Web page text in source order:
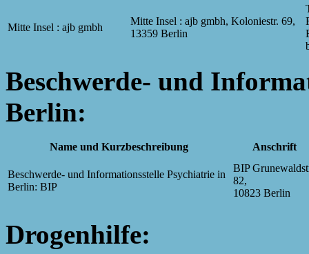
Mitte Insel : ajb gmbh
Mitte Insel : ajb gmbh, Koloniestr. 69,
13359 Berlin
Beschwerde- und
Berlin:
Name und Kurzbeschreibung Anschrift
Beschwerde- und Informationsstelle Psychiatrie in
Berlin: BIP
BIP
82,
10823 Berlin
Drogenhilfe: